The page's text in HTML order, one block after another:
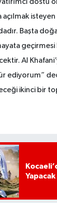
dostu
Başta
geçirmesi
Al
ediyorum”
ikinci bir
Yapacak